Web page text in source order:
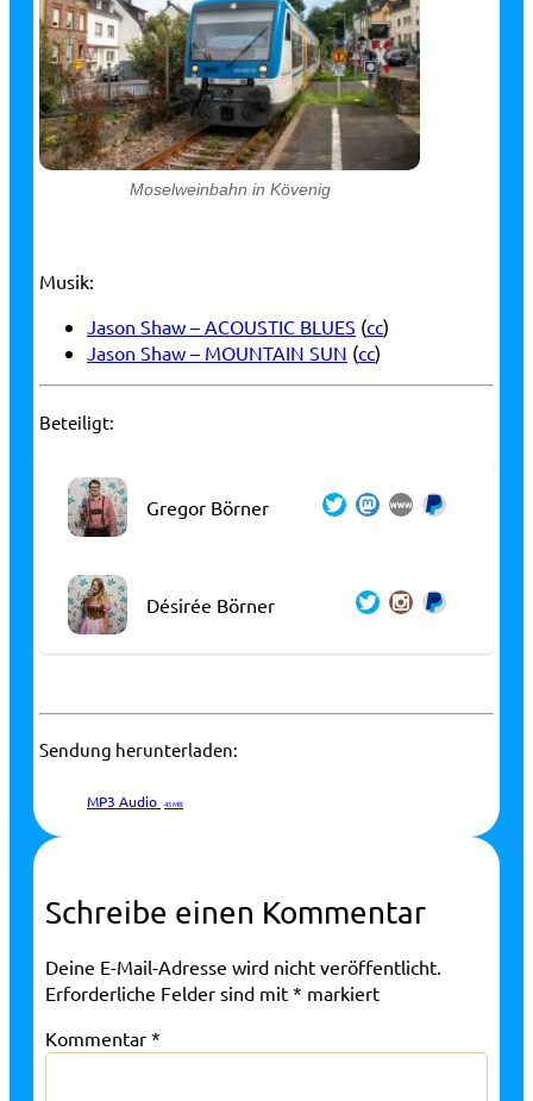
Moselweinbahn in Kövenig
Musik:
Jason Shaw – ACOUSTIC BLUES (cc)
Jason Shaw – MOUNTAIN SUN (cc)
Beteiligt:
Gregor Börner
Désirée Börner
Sendung herunterladen:
MP3 Audio 45 MB
Schreibe einen Kommentar
Deine E-Mail-Adresse wird nicht veröffentlicht.
Erforderliche Felder sind mit * markiert
Kommentar *